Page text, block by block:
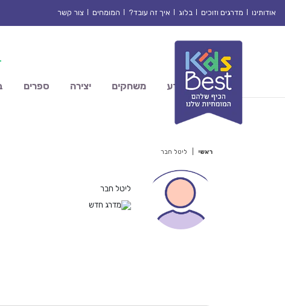
אודותינו מדרגים וזוכים בלוג איך זה עובד? המומחים צור קשר
מדע משחקים יצירה ספרים
ראשי ליטל חבר
ליטל חבר
מדרג חדש